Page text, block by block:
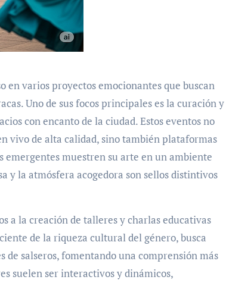
en varios proyectos emocionantes que buscan
Uno de sus focos principales es la curación y
con encanto de la ciudad. Estos eventos no
vivo de alta calidad, sino también plataformas
emergentes muestren su arte en un ambiente
y la atmósfera acogedora son sellos distintivos
a la creación de talleres y charlas educativas
de la riqueza cultural del género, busca
salseros, fomentando una comprensión más
suelen ser interactivos y dinámicos,